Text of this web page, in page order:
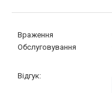
Враження
Обслуговування
Відгук: